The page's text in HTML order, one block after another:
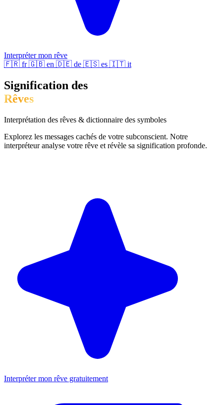
Interpréter mon rêve
🇫🇷 fr 🇬🇧 en 🇩🇪 de 🇪🇸 es 🇮🇹 it
Signification des
Rêves
Interprétation des rêves & dictionnaire des symboles
Explorez les messages cachés de votre subconscient. Notre
interpréteur analyse votre rêve et révèle sa signification profonde.
Interpréter mon rêve gratuitement